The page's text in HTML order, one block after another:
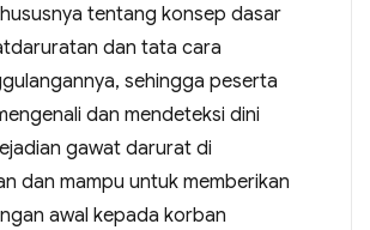
tentang konsep dasar
dan tata cara
sehingga peserta
dan mendeteksi dini
gawat darurat di
dan mampu untuk memberikan
awal kepada korban